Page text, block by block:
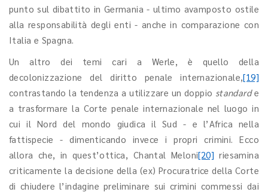
punto sul dibattito in Germania - ultimo avamposto ostile
alla responsabilità degli enti - anche in comparazione con
Italia e Spagna.
Un altro dei temi cari a Werle, è quello della
decolonizzazione del diritto penale internazionale,[19]
contrastando la tendenza a utilizzare un doppio standarde
a trasformare la Corte penale internazionale nel luogo in
cui il Nord del mondo giudica il Sud - e l’Africa nella
fattispecie - dimenticando invece i propri crimini. Ecco
allora che, in quest’ottica, Chantal Meloni[20] riesamina
criticamente la decisione della (ex) Procuratrice della Corte
di chiudere l’indagine preliminare sui crimini commessi dai